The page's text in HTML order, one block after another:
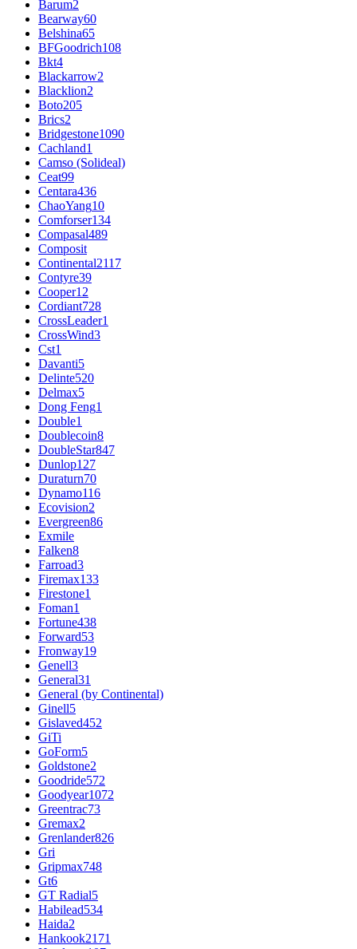
Barum2
Bearway60
Belshina65
BFGoodrich108
Bkt4
Blackarrow2
Blacklion2
Boto205
Brics2
Bridgestone1090
Cachland1
Camso (Solideal)
Ceat99
Centara436
ChaoYang10
Comforser134
Compasal489
Composit
Continental2117
Contyre39
Cooper12
Cordiant728
CrossLeader1
CrossWind3
Cst1
Davanti5
Delinte520
Delmax5
Dong Feng1
Double1
Doublecoin8
DoubleStar847
Dunlop127
Duraturn70
Dynamo116
Ecovision2
Evergreen86
Exmile
Falken8
Farroad3
Firemax133
Firestone1
Foman1
Fortune438
Forward53
Fronway19
Genell3
General31
General (by Continental)
Ginell5
Gislaved452
GiTi
GoForm5
Goldstone2
Goodride572
Goodyear1072
Greentrac73
Gremax2
Grenlander826
Gri
Gripmax748
Gt6
GT Radial5
Habilead534
Haida2
Hankook2171